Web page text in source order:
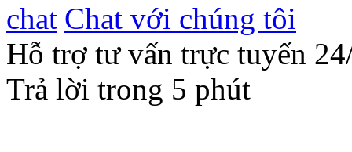
Chat với chúng tôi
Hỗ trợ tư vấn trực tuyến
Trả lời trong 5 phút